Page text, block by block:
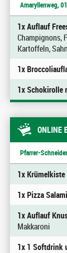
Amaryllenweg,
1x Auflauf
Champignons,
Kartoffeln,
1x
1x Schokirolle
ONLINE
Pfarrer-
1x Krümelkiste
1x Pizza Salami
1x Auflauf
Makkaroni
1x 1 Softdrink